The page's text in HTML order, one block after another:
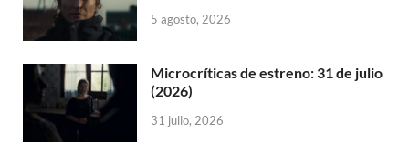
5 agosto, 2026
Microcríticas de estreno: 31 de julio
(2026)
31 julio, 2026